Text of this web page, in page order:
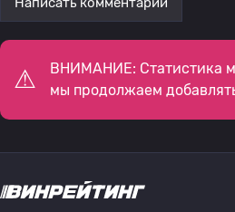
ВНИМАНИЕ: Статистика
мы продолжаем